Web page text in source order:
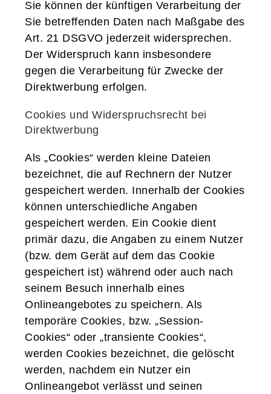
Sie können der künftigen Verarbeitung der
Sie betreffenden Daten nach Maßgabe des
Art. 21 DSGVO jederzeit widersprechen.
Der Widerspruch kann insbesondere
gegen die Verarbeitung für Zwecke der
Direktwerbung erfolgen.
Cookies und Widerspruchsrecht bei
Direktwerbung
Als „Cookies“ werden kleine Dateien
bezeichnet, die auf Rechnern der Nutzer
gespeichert werden. Innerhalb der Cookies
können unterschiedliche Angaben
gespeichert werden. Ein Cookie dient
primär dazu, die Angaben zu einem Nutzer
(bzw. dem Gerät auf dem das Cookie
gespeichert ist) während oder auch nach
seinem Besuch innerhalb eines
Onlineangebotes zu speichern. Als
temporäre Cookies, bzw. „Session-
Cookies“ oder „transiente Cookies“,
werden Cookies bezeichnet, die gelöscht
werden, nachdem ein Nutzer ein
Onlineangebot verlässt und seinen